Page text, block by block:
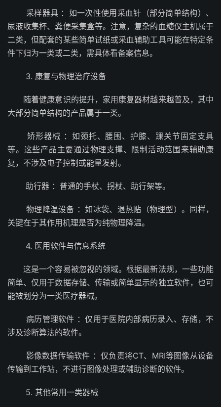
采样器具 ：如一次性使用采血针（部分简单结构）、
尿液收集杯、粪便采集盒等。注意，复杂的血糖仪主机属于
二类，但配套的某些简单试纸或采血辅助工具可能在特定条
件下归为一类或二类，需具体看备案信息。
3. 康复与物理治疗设备
随着健康意识的提升，家用康复器材越来越普及，其中
大部分简单结构的产品属于一类。
矫形器械 ：如颈托、腰围、护膝、踝关节固定支具
等。这些产品主要通过物理支撑、限制活动范围来辅助康
复，不涉及电子控制或能量发射。
助行器 ：普通的手杖、拐杖、助行架等。
物理降温设备 ：如冰袋、退热贴（物理型）。同样，
关键在于其作用机理是否为纯物理降温。
4. 医用软件与信息系统
这是一个容易被忽视的领域。根据最新法规，一些功能
简单、仅用于数据存储、传输或简单显示的独立软件，也可
能被划分为一类医疗器械。
病历管理软件 ：仅用于医院内部病历录入、存储，不
涉及诊断算法的软件。
影像数据传输软件 ：仅负责将CT、MRI等图像从设备
传输到工作站，不进行图像处理或辅助诊断的软件。
5. 其他常用一类器械